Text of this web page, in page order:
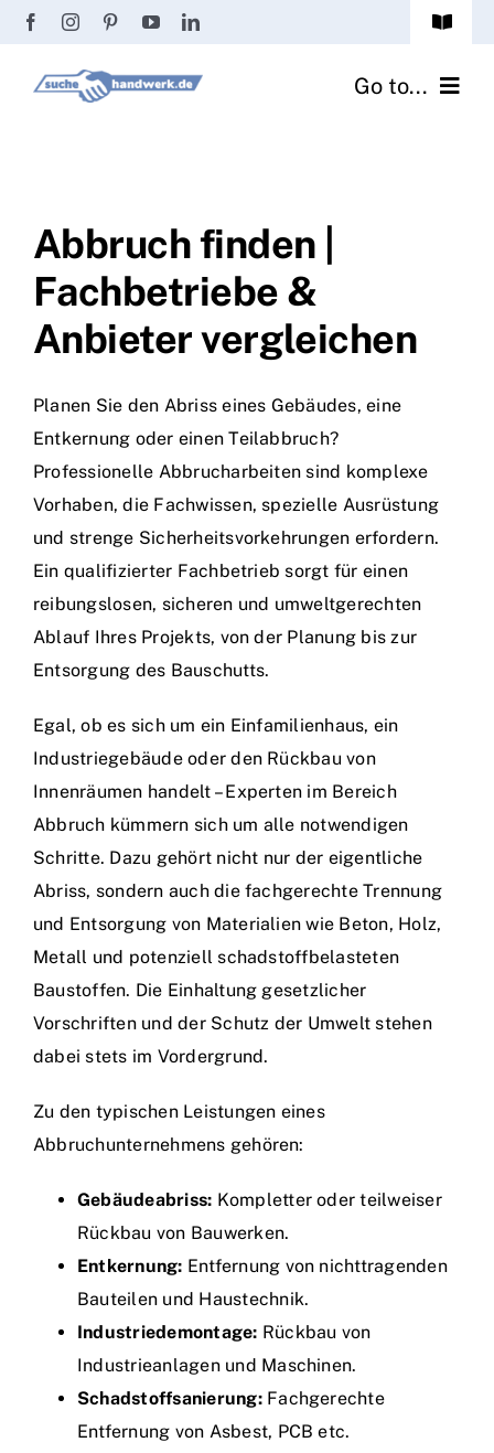
Zum
springen
Toggle
Passwort vergessen? Go to...
Handwerker Ratgeber
Wir über uns
Abbruch finden |
Fachbetriebe &
Anbieter vergleichen
Planen Sie den Abriss eines Gebäudes, eine
Entkernung oder einen Teilabbruch?
Professionelle Abbrucharbeiten sind komplexe
Vorhaben, die Fachwissen, spezielle Ausrüstung
und strenge Sicherheitsvorkehrungen erfordern.
Ein qualifizierter Fachbetrieb sorgt für einen
reibungslosen, sicheren und umweltgerechten
Ablauf Ihres Projekts, von der Planung bis zur
Entsorgung des Bauschutts.
Egal, ob es sich um ein Einfamilienhaus, ein
Industriegebäude oder den Rückbau von
Innenräumen handelt – Experten im Bereich
Abbruch kümmern sich um alle notwendigen
Schritte. Dazu gehört nicht nur der eigentliche
Abriss, sondern auch die fachgerechte Trennung
und Entsorgung von Materialien wie Beton, Holz,
Metall und potenziell schadstoffbelasteten
Baustoffen. Die Einhaltung gesetzlicher
Vorschriften und der Schutz der Umwelt stehen
dabei stets im Vordergrund.
Zu den typischen Leistungen eines
Abbruchunternehmens gehören:
Gebäudeabriss: Kompletter oder teilweiser
Rückbau von Bauwerken.
Entkernung: Entfernung von nichttragenden
Bauteilen und Haustechnik.
Industriedemontage: Rückbau von
Industrieanlagen und Maschinen.
Schadstoffsanierung:Fachgerechte
Entfernung von Asbest, PCB etc.